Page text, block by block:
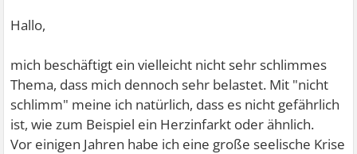
Hallo,
mich beschäftigt ein vielleicht nicht sehr schlimmes
Thema, dass mich dennoch sehr belastet. Mit "nicht
schlimm" meine ich natürlich, dass es nicht gefährlich
ist, wie zum Beispiel ein Herzinfarkt oder ähnlich.
Vor einigen Jahren habe ich eine große seelische Krise